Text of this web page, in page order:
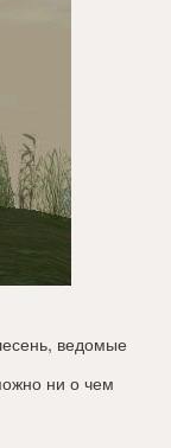
ведомые
ни о чем